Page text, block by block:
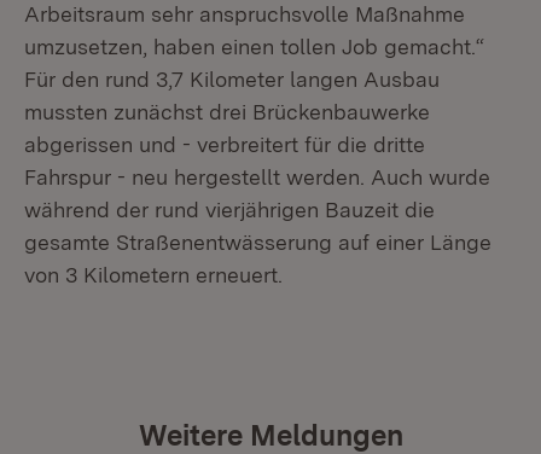
Arbeitsraum sehr anspruchsvolle Maßnahme
umzusetzen, haben einen tollen Job gemacht.“
Für den rund 3,7 Kilometer langen Ausbau
mussten zunächst drei Brückenbauwerke
abgerissen und - verbreitert für die dritte
Fahrspur - neu hergestellt werden. Auch wurde
während der rund vierjährigen Bauzeit die
gesamte Straßenentwässerung auf einer Länge
von 3 Kilometern erneuert.
Weitere Meldungen